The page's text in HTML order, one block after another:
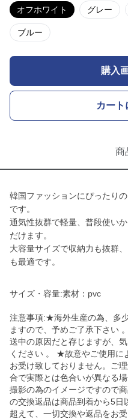
オフホワイト グレー
ブルー
購入
カート
商
韓国ファッションにぴったり
です。
通気性抜群で軽量、普段使い
だけます。
大容量サイズで収納力も抜群
も最適です。
サイズ・容量:素材：pvc
注意事項:★海外生産の為、多
ますので、予めご了承下さい
送中の原因だと存じますが、
ください 。 ★故意やご使用に
お受け致しておりません。ご
合で実際とは色合いが異なる
撮影の為のイメージですので
の交換返品は商品到着から5日
超えて、一切交換や返品をお